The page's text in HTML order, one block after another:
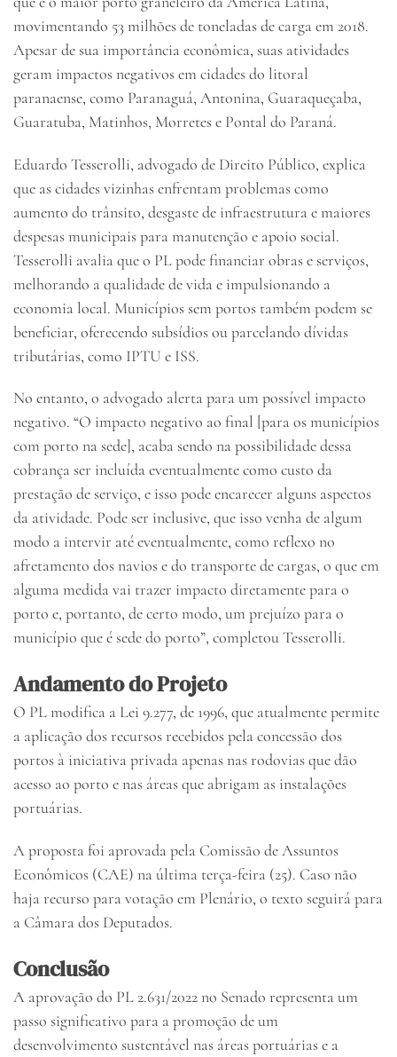
movimentando 53 milhões de toneladas de carga em 2018.
Apesar de sua importância econômica, suas atividades
geram impactos negativos em cidades do litoral
paranaense, como Paranaguá, Antonina, Guaraqueçaba,
Guaratuba, Matinhos, Morretes e Pontal do Paraná.
Eduardo Tesserolli, advogado de Direito Público, explica
que as cidades vizinhas enfrentam problemas como
aumento do trânsito, desgaste de infraestrutura e maiores
despesas municipais para manutenção e apoio social.
Tesserolli avalia que o PL pode financiar obras e serviços,
melhorando a qualidade de vida e impulsionando a
economia local. Municípios sem portos também podem se
beneficiar, oferecendo subsídios ou parcelando dívidas
tributárias, como IPTU e ISS.
No entanto, o advogado alerta para um possível impacto
negativo. “O impacto negativo ao final [para os municípios
com porto na sede], acaba sendo na possibilidade dessa
cobrança ser incluída eventualmente como custo da
prestação de serviço, e isso pode encarecer alguns aspectos
da atividade. Pode ser inclusive, que isso venha de algum
modo a intervir até eventualmente, como reflexo no
afretamento dos navios e do transporte de cargas, o que em
alguma medida vai trazer impacto diretamente para o
porto e, portanto, de certo modo, um prejuízo para o
município que é sede do porto”, completou Tesserolli.
Andamento do Projeto
O PL modifica a Lei 9.277, de 1996, que atualmente permite
a aplicação dos recursos recebidos pela concessão dos
portos à iniciativa privada apenas nas rodovias que dão
acesso ao porto e nas áreas que abrigam as instalações
portuárias.
A proposta foi aprovada pela Comissão de Assuntos
Econômicos (CAE) na última terça-feira (25). Caso não
haja recurso para votação em Plenário, o texto seguirá para
a Câmara dos Deputados.
Conclusão
A aprovação do PL 2.631/2022 no Senado representa um
passo significativo para a promoção de um
desenvolvimento sustentável nas áreas portuárias e a